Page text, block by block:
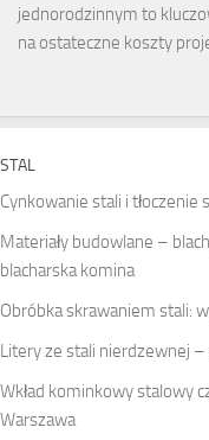
jednorodzinnym to
na ostateczne koszty
STAL
Cynkowanie stali i tłoczenie
Materiały budowlane –
blacharska komina
Obróbka skrawaniem stali:
Litery ze stali nierdzewnej
Wkład kominkowy stalowy
Warszawa